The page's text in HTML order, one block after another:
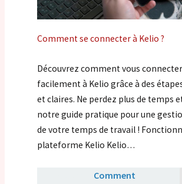
Comment se connecter à Kelio ?
Découvrez comment vous connecter
facilement à Kelio grâce à des
et claires. Ne perdez plus de temps
notre guide pratique pour une
de votre temps de travail !
plateforme Kelio Kelio…
Comment